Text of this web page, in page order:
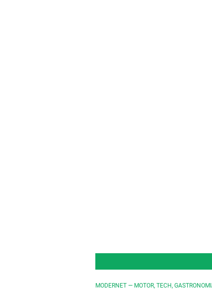
MODERNET — MOTOR, TECH,